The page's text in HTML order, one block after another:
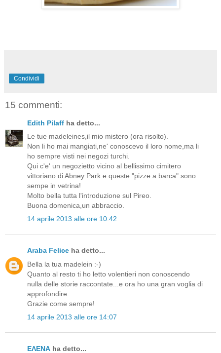
Condividi
15 commenti:
Edith Pilaff ha detto...
Le tue madeleines,il mio mistero (ora risolto).
Non li ho mai mangiati,ne' conoscevo il loro nome,ma li
ho sempre visti nei negozi turchi.
Qui c'e' un negozietto vicino al bellissimo cimitero
vittoriano di Abney Park e queste "pizze a barca" sono
sempe in vetrina!
Molto bella tutta l'introduzione sul Pireo.
Buona domenica,un abbraccio.
14 aprile 2013 alle ore 10:42
Araba Felice ha detto...
Bella la tua madelein :-)
Quanto al resto ti ho letto volentieri non conoscendo
nulla delle storie raccontate...e ora ho una gran voglia di
approfondire.
Grazie come sempre!
14 aprile 2013 alle ore 14:07
ΕΛΕΝΑ ha detto...